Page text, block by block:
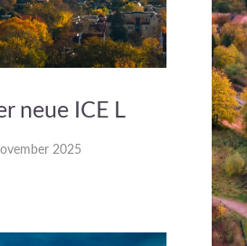
neue ICE L
2025